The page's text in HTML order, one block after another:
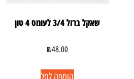
שאקל ברזל 3/4 לעומס 4 טון
₪48.00